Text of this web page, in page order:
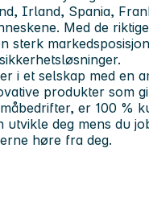
Irland, Spania,
Med de
sterk
i et selskap med en
produkter som
er 100 %
deg mens du
høre fra deg.